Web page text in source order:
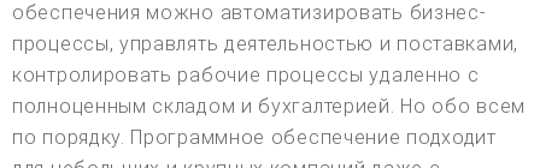
обеспечения можно автоматизировать бизнес-
процессы, управлять деятельностью и поставками,
контролировать рабочие процессы удаленно с
полноценным складом и бухгалтерией. Но обо всем
по порядку. Программное обеспечение подходит